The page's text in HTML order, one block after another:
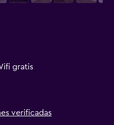
gratis
verificadas